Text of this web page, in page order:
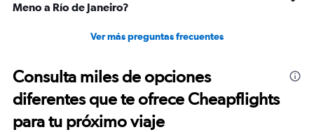
Meno a Río de Janeiro?
Ver más preguntas frecuentes
Consulta miles de opciones
diferentes que te ofrece Cheapflights
para tu próximo viaje